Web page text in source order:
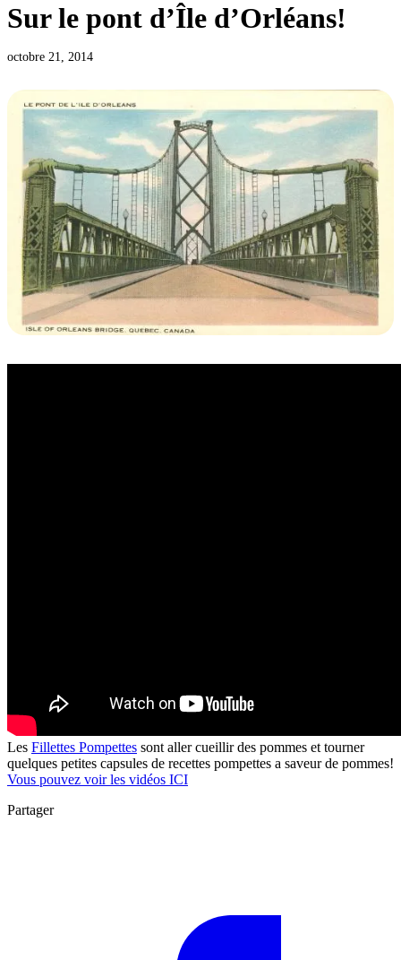
Sur le pont d’Île d’Orléans!
octobre 21, 2014
Les Fillettes Pompettes sont aller cueillir des pommes et tourner
quelques petites capsules de recettes pompettes a saveur de pommes!
Vous pouvez voir les vidéos ICI
Partager